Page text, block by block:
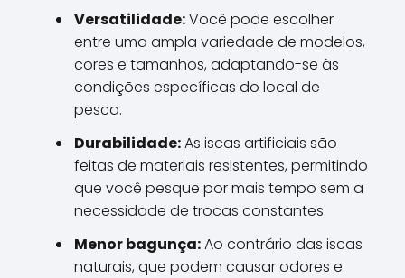
Versatilidade:Você pode escolher
entre uma ampla variedade de modelos,
cores e tamanhos, adaptando-se às
condições específicas do local de
pesca.
Durabilidade:As iscas artificiais são
feitas de materiais resistentes, permitindo
que você pesque por mais tempo sem a
necessidade de trocas constantes.
Menor bagunça:Ao contrário das iscas
naturais, que podem causar odores e